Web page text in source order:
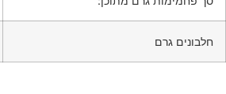
חלבונים גרם